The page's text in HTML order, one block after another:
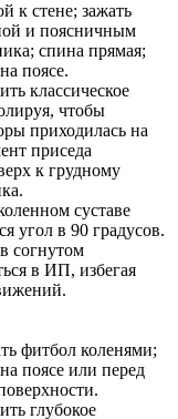
к стене; зажать
и поясничным
спина прямая;
поясе.
классическое
чтобы
приходилась на
приседа
к грудному
суставе
угол в 90 градусов.
согнутом
в ИП, избегая
фитбол коленями;
поясе или перед
глубокое